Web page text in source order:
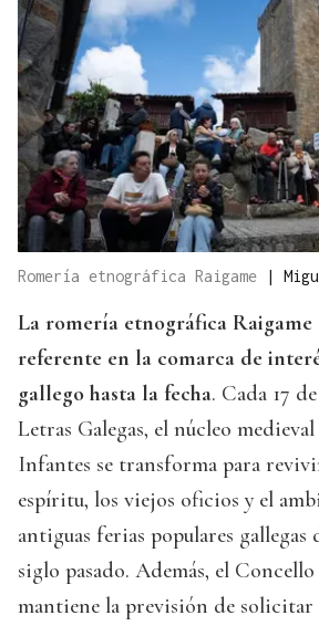
Romería etnográfica Raigame |
La romería etnográfica Raigame
referente en la comarca de
gallego hasta la fecha. Cada 17
Letras Galegas, el núcleo
Infantes se transforma para
espíritu, los viejos oficios y el
antiguas ferias populares
siglo pasado. Además, el
mantiene la previsión de solicitar